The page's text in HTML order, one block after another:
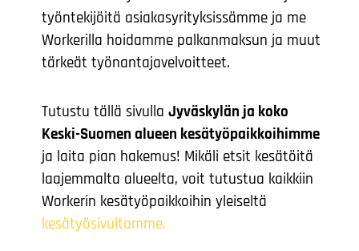
työntekijöitä asiakasyrityksissämme ja me
Workerilla hoidamme palkanmaksun ja muut
tärkeät työnantajavelvoitteet.
Tutustu tällä sivulla Jyväskylän ja koko
Keski-Suomen alueen kesätyöpaikkoihimme
ja laita pian hakemus! Mikäli etsit kesätöitä
laajemmalta alueelta, voit tutustua kaikkiin
Workerin kesätyöpaikkoihin yleiseltä
kesätyösivultamme.